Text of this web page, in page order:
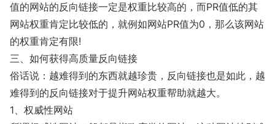
值的网站的反向链接一定是权重比较高的，而PR值低的其
网站权重肯定比较低的，就例如网站PR值为0，那么该网站
的权重肯定有限!
三、如何获得高质量反向链接
俗话说：越难得到的东西就越珍贵，反向链接也是如此，越
难得到的反向链接对于提升网站权重帮助就越大。
1、权威性网站